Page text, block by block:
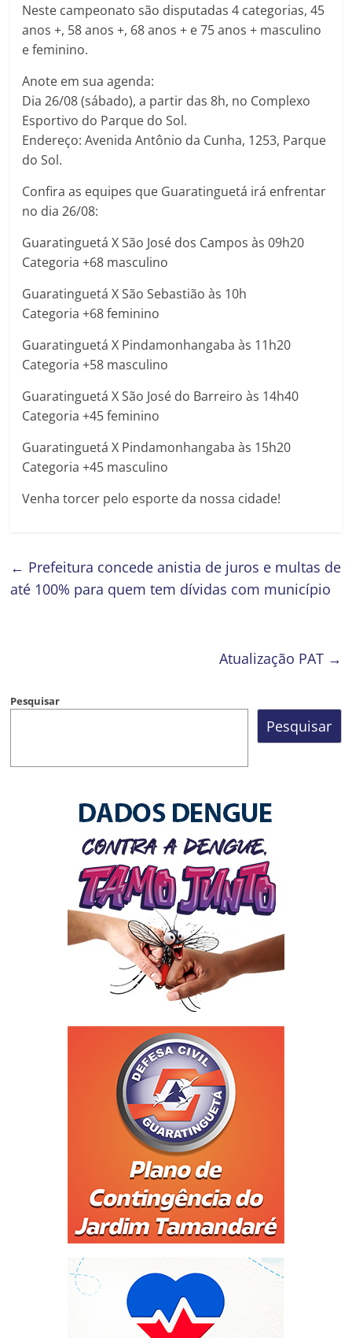
Neste campeonato são disputadas 4 categorias, 45
anos +, 58 anos +, 68 anos + e 75 anos + masculino
e feminino.
Anote em sua agenda:
Dia 26/08 (sábado), a partir das 8h, no Complexo
Esportivo do Parque do Sol.
Endereço: Avenida Antônio da Cunha, 1253, Parque
do Sol.
Confira as equipes que Guaratinguetá irá enfrentar
no dia 26/08:
Guaratinguetá X São José dos Campos às 09h20
Categoria +68 masculino
Guaratinguetá X São Sebastião às 10h
Categoria +68 feminino
Guaratinguetá X Pindamonhangaba às 11h20
Categoria +58 masculino
Guaratinguetá X São José do Barreiro às 14h40
Categoria +45 feminino
Guaratinguetá X Pindamonhangaba às 15h20
Categoria +45 masculino
Venha torcer pelo esporte da nossa cidade!
← Prefeitura concede anistia de juros e multas de
até 100% para quem tem dívidas com município
Atualização PAT →
Pesquisar
Pesquisar